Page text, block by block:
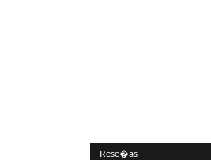
Rese�as